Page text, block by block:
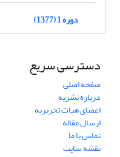
دوره 1 (1377)
دسترسی سریع
صفحه اصلی
درباره نشریه
اعضای هیات تحریریه
ارسال مقاله
تماس با ما
نقشه سایت